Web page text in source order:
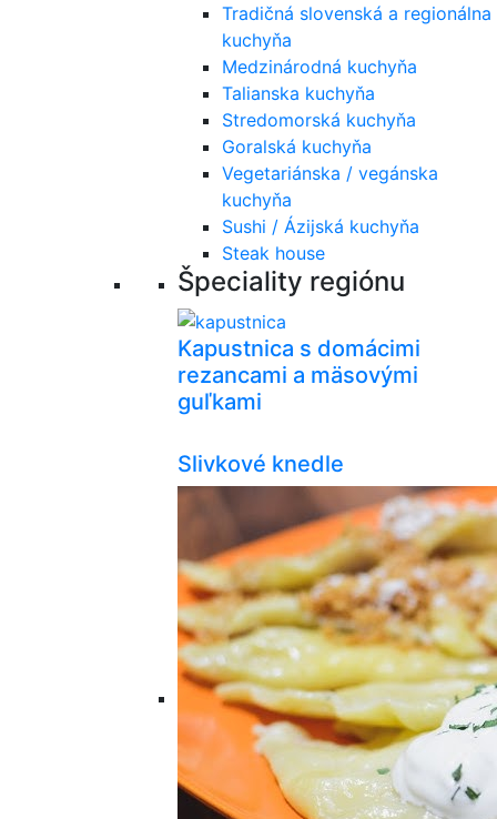
Tradičná slovenská a regionálna
kuchyňa
Medzinárodná kuchyňa
Talianska kuchyňa
Stredomorská kuchyňa
Goralská kuchyňa
Vegetariánska / vegánska
kuchyňa
Sushi / Ázijská kuchyňa
Steak house
Špeciality regiónu
Kapustnica s domácimi
rezancami a mäsovými
guľkami
Slivkové knedle